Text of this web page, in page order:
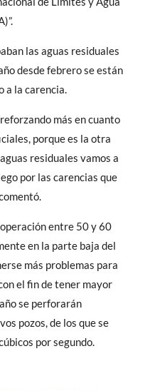
las aguas residuales
desde febrero se están
a la carencia.
más en cuanto
porque es la otra
residuales vamos a
por las carencias que
entre 50 y 60
en la parte baja del
más problemas para
el fin de tener mayor
se perforarán
pozos, de los que se
por segundo.